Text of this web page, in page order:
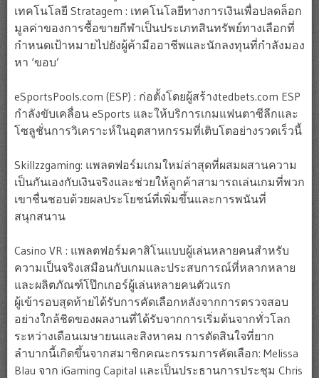
เทคโนโลยี Stratagem : เทคโนโลยีทางการเงินเพื่อปลดล็อก
มูลค่าของการซื้อขายกีฬาเป็นประเภทสินทรัพย์ทางเลือกที่
กำหนดเป้าหมายไปยังผู้ค้ามืออาชีพและนักลงทุนที่กำลังมอง
หา ‘ขอบ’
eSportsPools.com (ESP) : ก่อตั้งโดยผู้สร้างtedbets.com ESP
กำลังขับเคลื่อน eSports และให้บริการเกมแฟนตาซีลีกและ
โซลูชั่นการวิเคราะห์ในอุตสาหกรรมที่เติบโตอย่างรวดเร็วนี้
Skillzzgaming: แพลตฟอร์มเกมใหม่ล่าสุดที่ผสมผสานความ
เป็นกันเองกับเงินจริงและช่วยให้ลูกค้าสามารถเล่นเกมที่พวก
เขาชื่นชอบด้วยผลประโยชน์ที่เพิ่มขึ้นและการพนันที่
สนุกสนาน
Casino VR : แพลตฟอร์มคาสิโนแบบผู้เล่นหลายคนสำหรับ
ความเป็นจริงเสมือนกับเกมและประสบการณ์ที่หลากหลาย
และผลิตภัณฑ์โป๊กเกอร์ผู้เล่นหลายคนตัวแรก
ผู้เข้ารอบสุดท้ายได้รับการคัดเลือกหลังจากการตรวจสอบ
อย่างใกล้ชิดของผลงานที่ได้รับจากการเริ่มต้นจากทั่วโลก
ระหว่างเดือนเมษายนและสิงหาคม การตัดสินใจที่ยาก
ลำบากนี้เกิดขึ้นจากสมาชิกคณะกรรมการคัดเลือก: Melissa
Blau จาก iGaming Capital และเป็นประธานการประชุม Chris